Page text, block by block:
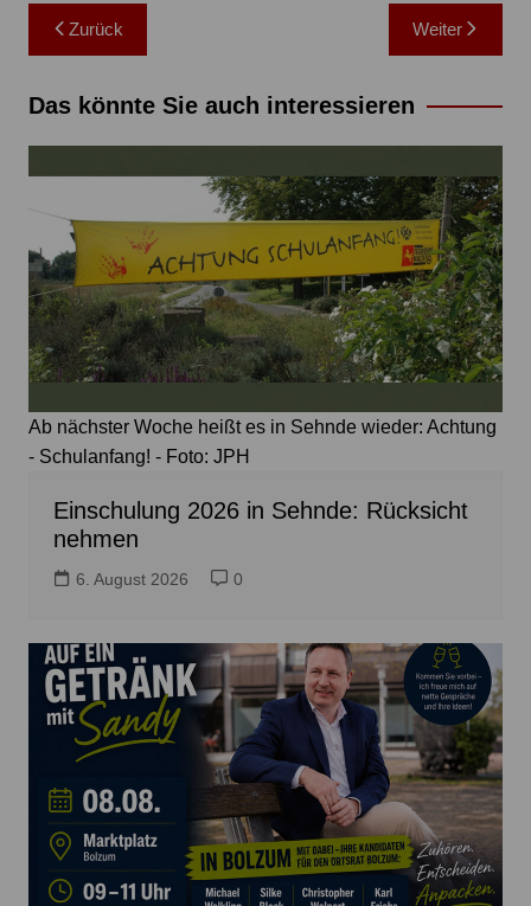
Beitragsnavigation
Zurück Weiter
Das könnte Sie auch interessieren
Ab nächster Woche heißt es in Sehnde wieder: Achtung
- Schulanfang! - Foto: JPH
Einschulung 2026 in Sehnde: Rücksicht
nehmen
6. August 2026 0